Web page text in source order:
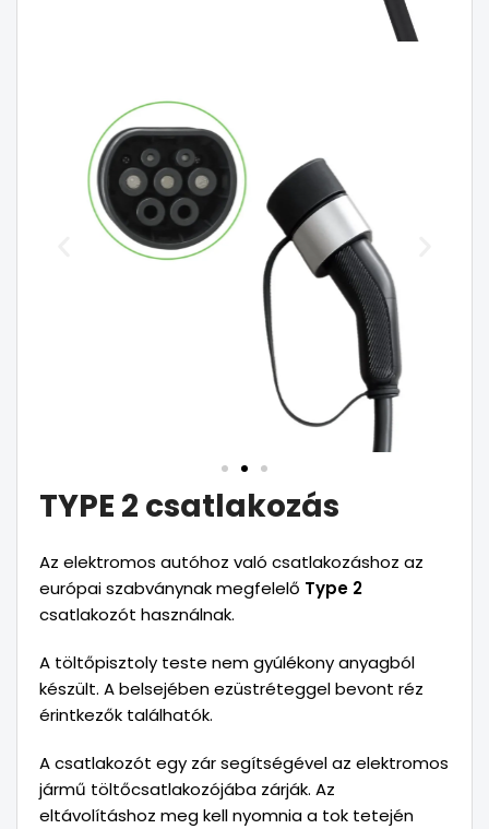
TYPE 2 csatlakozás
Az elektromos autóhoz való csatlakozáshoz az
európai szabványnak megfelelő Type 2
csatlakozót használnak.
A töltőpisztoly teste nem gyúlékony anyagból
készült. A belsejében ezüstréteggel bevont réz
érintkezők találhatók.
A csatlakozót egy zár segítségével az elektromos
jármű töltőcsatlakozójába zárják. Az
eltávolításhoz meg kell nyomnia a tok tetején